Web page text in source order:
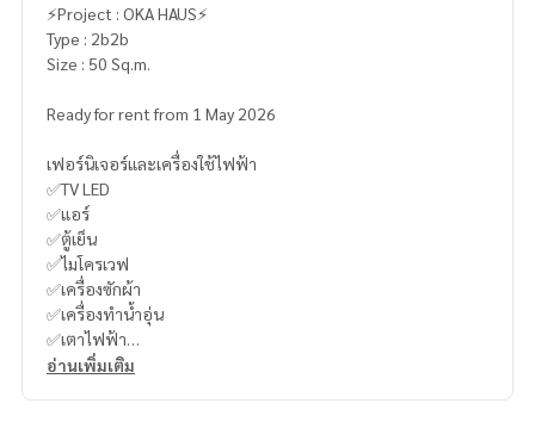
⚡️Project : OKA HAUS⚡️
Type : 2b2b
Size : 50 Sq.m.
Ready for rent from 1 May 2026
เฟอร์นิเจอร์และเครื่องใช้ไฟฟ้า
✅TV LED
✅แอร์
✅ตู้เย็น
✅ไมโครเวฟ
✅เครื่องซักผ้า
✅เครื่องทำน้ำอุ่น
✅เตาไฟฟ้า
✅เตียง
อ่านเพิ่มเติม